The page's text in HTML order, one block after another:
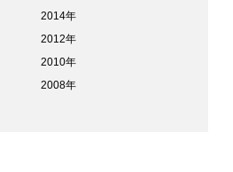
2014年
2012年
2010年
2008年